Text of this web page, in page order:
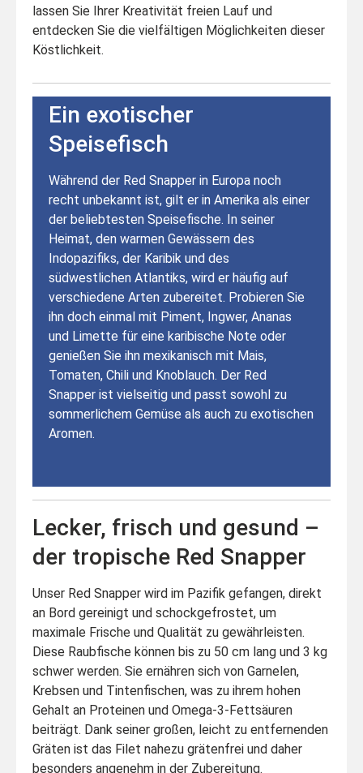
lassen Sie Ihrer Kreativität freien Lauf und
entdecken Sie die vielfältigen Möglichkeiten dieser
Köstlichkeit.
Ein exotischer
Speisefisch
Während der Red Snapper in Europa noch
recht unbekannt ist, gilt er in Amerika als einer
der beliebtesten Speisefische. In seiner
Heimat, den warmen Gewässern des
Indopazifiks, der Karibik und des
südwestlichen Atlantiks, wird er häufig auf
verschiedene Arten zubereitet. Probieren Sie
ihn doch einmal mit Piment, Ingwer, Ananas
und Limette für eine karibische Note oder
genießen Sie ihn mexikanisch mit Mais,
Tomaten, Chili und Knoblauch. Der Red
Snapper ist vielseitig und passt sowohl zu
sommerlichem Gemüse als auch zu exotischen
Aromen.
Lecker, frisch und gesund –
der tropische Red Snapper
Unser Red Snapper wird im Pazifik gefangen, direkt
an Bord gereinigt und schockgefrostet, um
maximale Frische und Qualität zu gewährleisten.
Diese Raubfische können bis zu 50 cm lang und 3 kg
schwer werden. Sie ernähren sich von Garnelen,
Krebsen und Tintenfischen, was zu ihrem hohen
Gehalt an Proteinen und Omega-3-Fettsäuren
beiträgt. Dank seiner großen, leicht zu entfernenden
Gräten ist das Filet nahezu grätenfrei und daher
besonders angenehm in der Zubereitung.